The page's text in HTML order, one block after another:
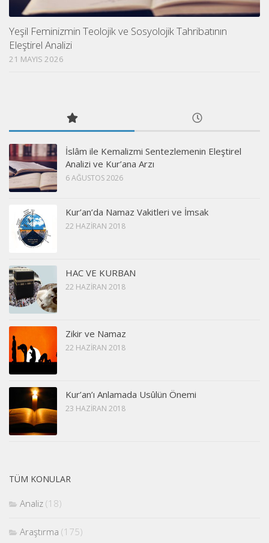
Yeşil Feminizmin Teolojik ve Sosyolojik Tahribatının
Eleştirel Analizi
21 MAYIS 2026
İslâm ile Kemalizmi Sentezlemenin Eleştirel
Analizi ve Kur’ana Arzı
6 AĞUSTOS 2026
Kur’an’da Namaz Vakitleri ve İmsak
22 HAZIRAN 2018
HAC VE KURBAN
22 HAZIRAN 2018
Zikir ve Namaz
22 HAZIRAN 2018
Kur’an’ı Anlamada Usûlün Önemi
23 HAZIRAN 2018
TÜM KONULAR
Analiz (18)
Araştırma (175)